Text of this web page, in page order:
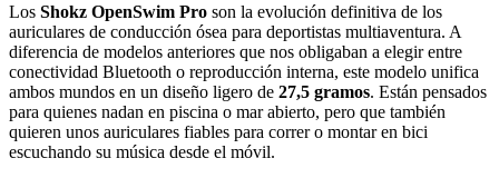
Los Shokz OpenSwim Pro son la evolución definitiva de los
auriculares de conducción ósea para deportistas multiaventura. A
diferencia de modelos anteriores que nos obligaban a elegir entre
conectividad Bluetooth o reproducción interna, este modelo unifica
ambos mundos en un diseño ligero de 27,5 gramos. Están pensados
para quienes nadan en piscina o mar abierto, pero que también
quieren unos auriculares fiables para correr o montar en bici
escuchando su música desde el móvil.